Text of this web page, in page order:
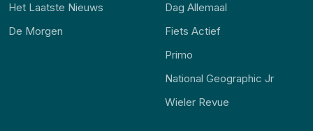
Het Laatste Nieuws
De Morgen
Dag Allemaal
Fiets Actief
Primo
National Geographic Jr
Wieler Revue